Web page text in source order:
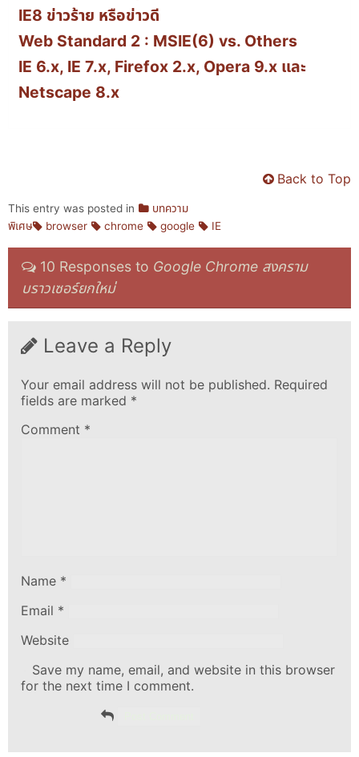
IE8 ข่าวร้าย หรือข่าวดี
Web Standard 2 : MSIE(6) vs. Others
IE 6.x, IE 7.x, Firefox 2.x, Opera 9.x และ
Netscape 8.x
Back to Top
This entry was posted in
บทความ
พิเศษ
browser chrome google IE
10 Responses to Google Chrome สงคราม
บราวเซอร์ยกใหม่
Leave a Reply
Your email address will not be published. Required
fields are marked *
Comment *
Name *
Email *
Website
Save my name, email, and website in this browser
for the next time I comment.